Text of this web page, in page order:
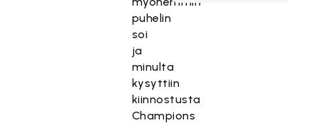
puhelin
soi
ja
minulta
kysyttiin
kiinnostusta
Champions